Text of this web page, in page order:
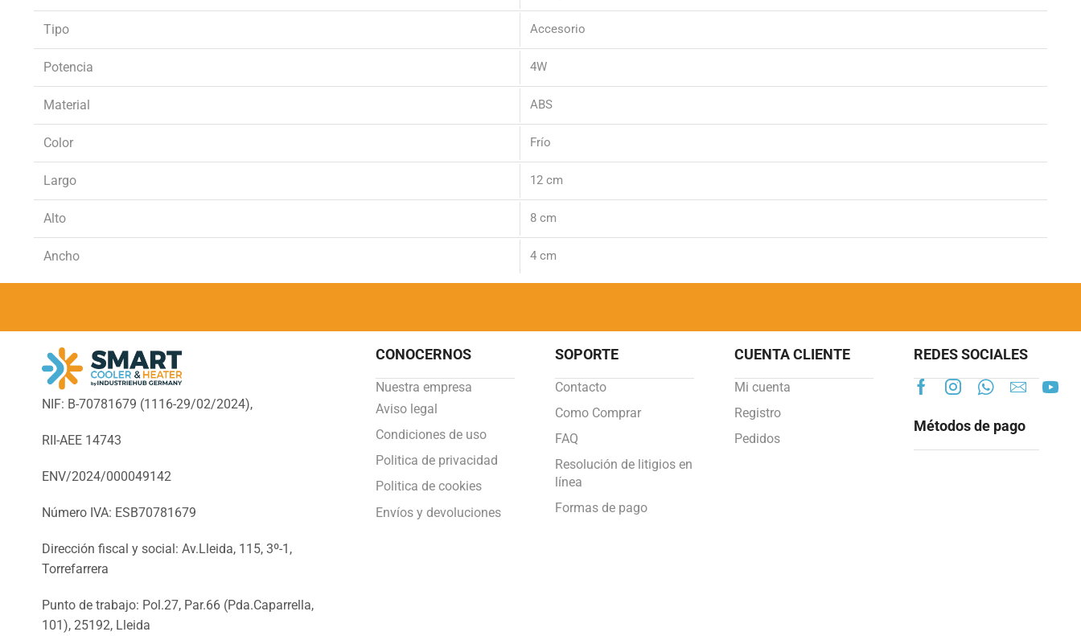
Tipo Accesorio
Potencia 4W
Material ABS
Color Frío
Largo 12 cm
Alto 8 cm
Ancho 4 cm
NIF: B-70781679 (1116-29/02/2024),
RII-AEE 14743
ENV/2024/000049142
Número IVA: ESB70781679
Dirección fiscal y social: Av.Lleida, 115, 3º-1,
Torrefarrera
Punto de trabajo: Pol.27, Par.66 (Pda.Caparrella,
101), 25192, Lleida
CONOCERNOS
Nuestra empresa
Aviso legal
Condiciones de uso
Politica de privacidad
Politica de cookies
Envíos y devoluciones
SOPORTE
Contacto
Como Comprar
FAQ
Resolución de litigios en
línea
Formas de pago
CUENTA CLIENTE
Mi cuenta
Registro
Pedidos
REDES SOCIALES
Métodos de pago